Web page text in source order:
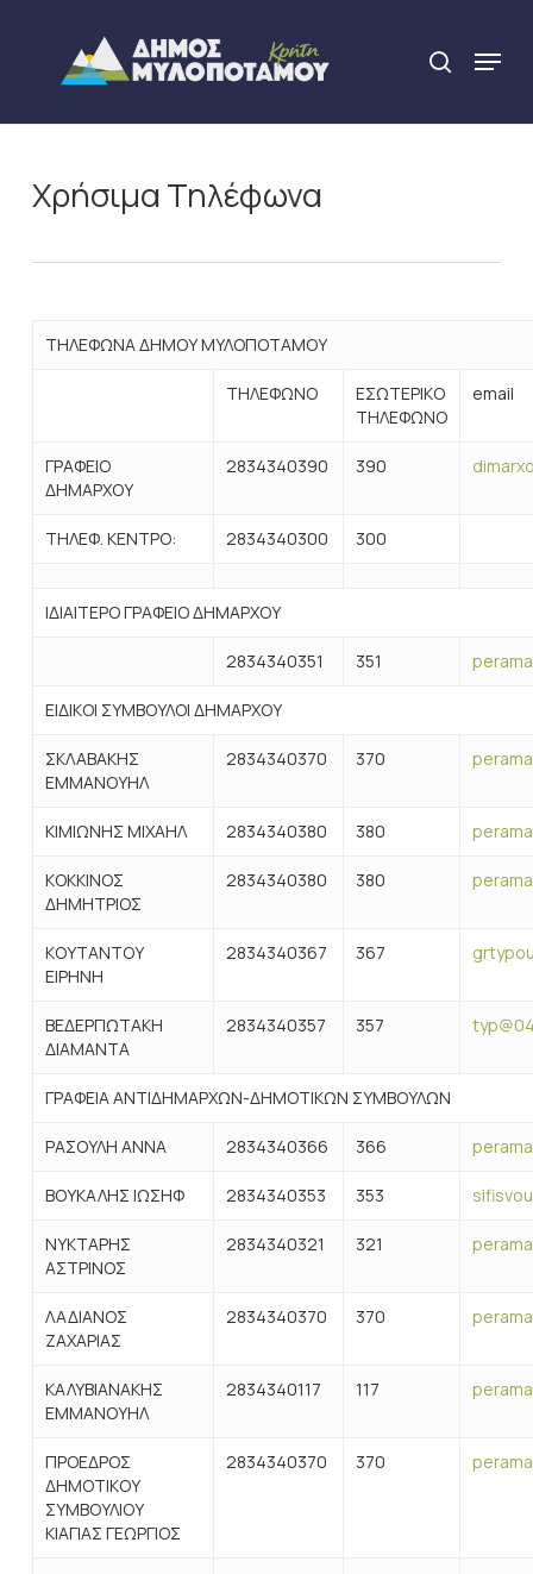
content
search
Menu
Χρήσιμα Τηλέφωνα
ΤΗΛΕΦΩΝΑ ΔΗΜΟΥ ΜΥΛΟΠΟΤΑΜΟΥ
ΤΗΛΕΦΩΝΟ
ΕΣΩΤΕΡΙΚΟ
ΤΗΛΕΦΩΝΟ
email
ΓΡΑΦΕΙΟ
ΔΗΜΑΡΧΟΥ
2834340390 390
ΤΗΛΕΦ. ΚΕΝΤΡΟ: 2834340300 300
ΙΔΙΑΙΤΕΡΟ ΓΡΑΦΕΙΟ ΔΗΜΑΡΧΟΥ
2834340351 351
ΕΙΔΙΚΟΙ ΣΥΜΒΟΥΛΟΙ ΔΗΜΑΡΧΟΥ
ΣΚΛΑΒΑΚΗΣ
ΕΜΜΑΝΟΥΗΛ
2834340370 370
ΚΙΜΙΩΝΗΣ ΜΙΧΑΗΛ 2834340380 380
ΚΟΚΚΙΝΟΣ
ΔΗΜΗΤΡΙΟΣ
2834340380 380
ΚΟΥΤΑΝΤΟΥ
ΕΙΡΗΝΗ
2834340367 367
ΒΕΔΕΡΓΙΩΤΑΚΗ
ΔΙΑΜΑΝΤΑ
2834340357 357
ΓΡΑΦΕΙΑ ΑΝΤΙΔΗΜΑΡΧΩΝ-ΔΗΜΟΤΙΚΩΝ ΣΥΜΒΟΥΛΩΝ
ΡΑΣΟΥΛΗ ΑΝΝΑ 2834340366 366
ΒΟΥΚΑΛΗΣ ΙΩΣΗΦ 2834340353 353
ΝΥΚΤΑΡΗΣ
ΑΣΤΡΙΝΟΣ
2834340321 321
ΛΑΔΙΑΝΟΣ
ΖΑΧΑΡΙΑΣ
2834340370 370
ΚΑΛΥΒΙΑΝΑΚΗΣ
ΕΜΜΑΝΟΥΗΛ
2834340117 117
ΠΡΟΕΔΡΟΣ
ΔΗΜΟΤΙΚΟΥ
ΣΥΜΒΟΥΛΙΟΥ
ΚΙΑΓΙΑΣ ΓΕΩΡΓΙΟΣ
2834340370 370
Close